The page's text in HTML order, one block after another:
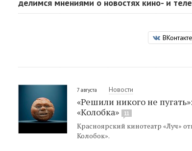
делимся мнениями о новостях кино- и
ВКонтакте
7 августа Новости
«Решили никого не
«Колобка»
11
Красноярский кинотеатр «Луч»
Колобок».